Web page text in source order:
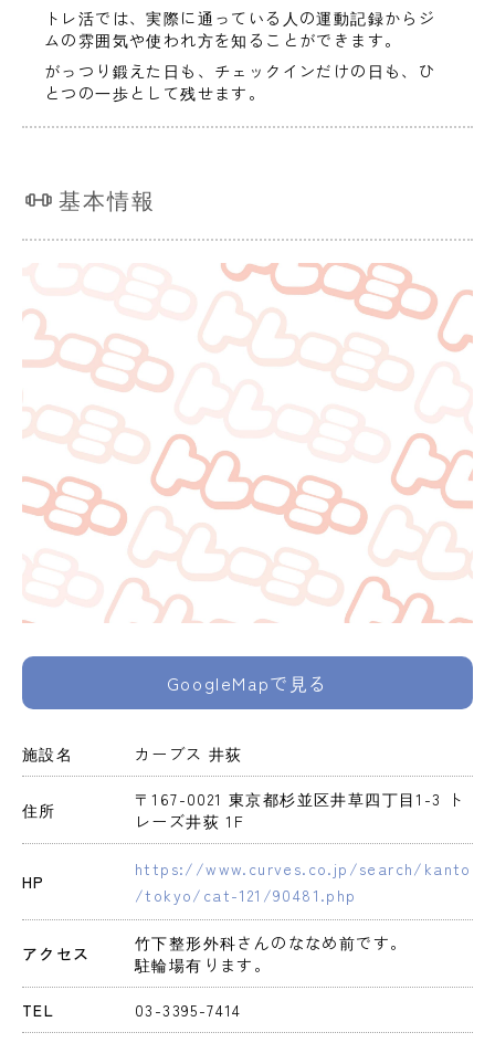
トレ活では、実際に通っている人の運動記録からジ
ムの雰囲気や使われ方を知ることができます。
がっつり鍛えた日も、チェックインだけの日も、ひ
とつの一歩として残せます。
基本情報
GoogleMapで見る
施設名 カーブス 井荻
住所
〒167-0021 東京都杉並区井草四丁目1-3 ト
レーズ井荻 1F
HP
https://www.curves.co.jp/search/kanto
/tokyo/cat-121/90481.php
アクセス
竹下整形外科さんのななめ前です。
駐輪場有ります。
TEL 03-3395-7414